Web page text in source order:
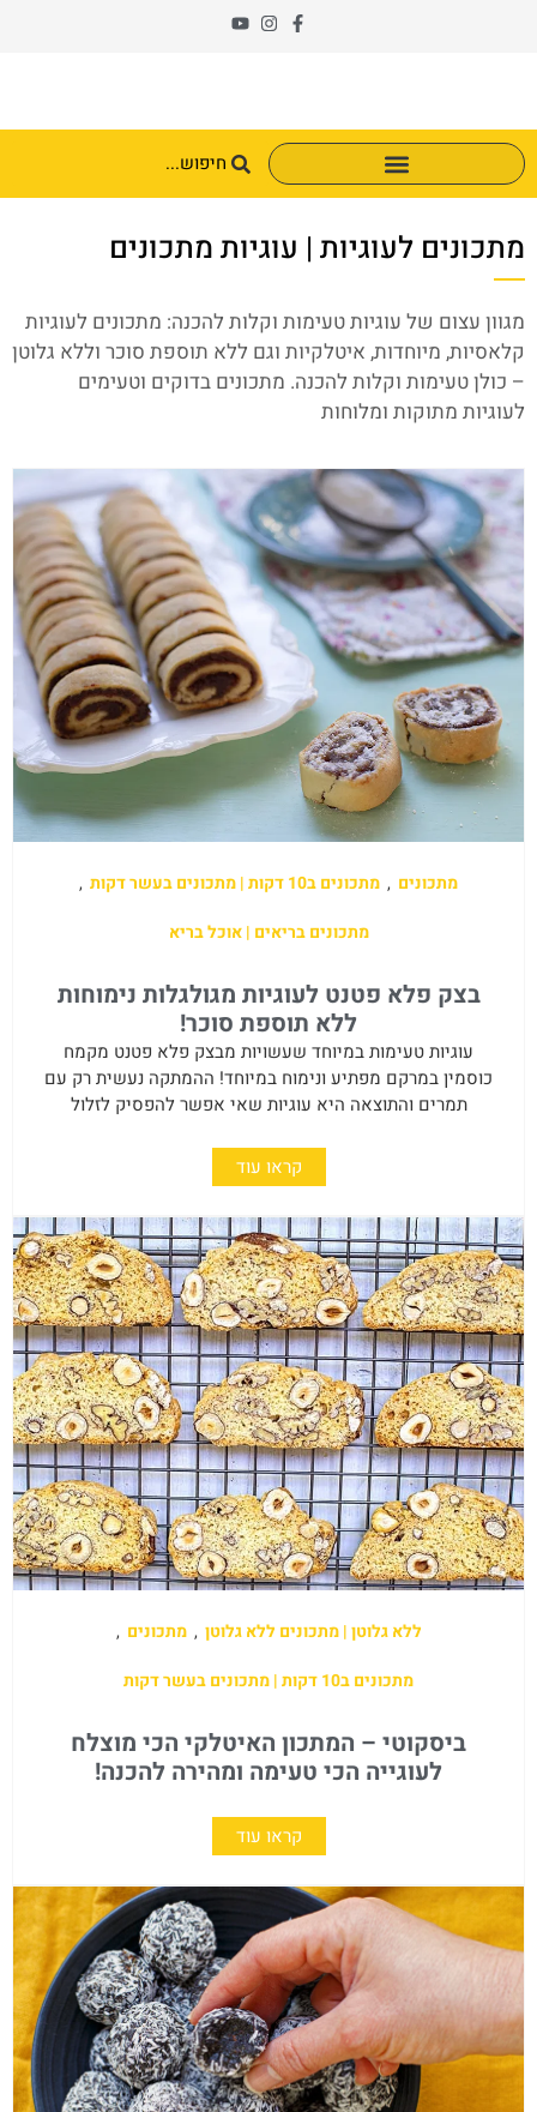
מתכונים לעוגיות | עוגיות מתכונים
מגוון עצום של עוגיות טעימות וקלות להכנה: מתכונים לעוגיות
קלאסיות, מיוחדות, איטלקיות וגם ללא תוספת סוכר וללא גלוטן
– כולן טעימות וקלות להכנה. מתכונים בדוקים וטעימים
לעוגיות מתוקות ומלוחות
מתכונים , מתכונים ב10 דקות | מתכונים בעשר דקות
,
מתכונים בריאים | אוכל בריא
בצק פלא פטנט לעוגיות מגולגלות נימוחות
ללא תוספת סוכר!
עוגיות טעימות במיוחד שעשויות מבצק פלא פטנט מקמח
כוסמין במרקם מפתיע ונימוח במיוחד! ההמתקה נעשית רק עם
תמרים והתוצאה היא עוגיות שאי אפשר להפסיק לזלול
קראו עוד
ללא גלוטן | מתכונים ללא גלוטן , מתכונים ,
מתכונים ב10 דקות | מתכונים בעשר דקות
ביסקוטי – המתכון האיטלקי הכי מוצלח
לעוגייה הכי טעימה ומהירה להכנה!
קראו עוד